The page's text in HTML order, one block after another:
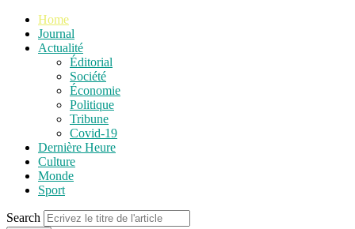
Home
Journal
Actualité
Éditorial
Société
Économie
Politique
Tribune
Covid-19
Dernière Heure
Culture
Monde
Sport
Search